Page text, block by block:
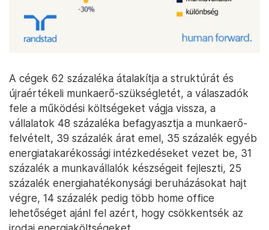
A cégek 62 százaléka átalakítja a struktúrát és
újraértékeli munkaerő-szükségletét, a válaszadók
fele a működési költségeket vágja vissza, a
vállalatok 48 százaléka befagyasztja a munkaerő-
felvételt, 39 százalék árat emel, 35 százalék egyéb
energiatakarékossági intézkedéseket vezet be, 31
százalék a munkavállalók készségeit fejleszti, 25
százalék energiahatékonysági beruházásokat hajt
végre, 14 százalék pedig több home office
lehetőséget ajánl fel azért, hogy csökkentsék az